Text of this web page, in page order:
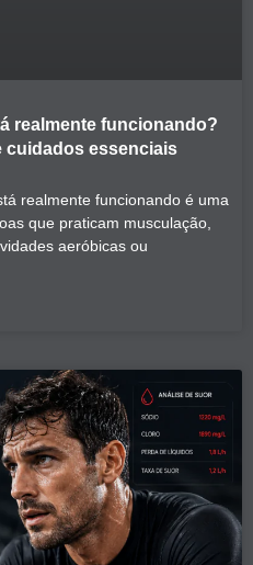
realmente funcionando?
cuidados essenciais
realmente funcionando é uma
que praticam musculação,
aeróbicas ou